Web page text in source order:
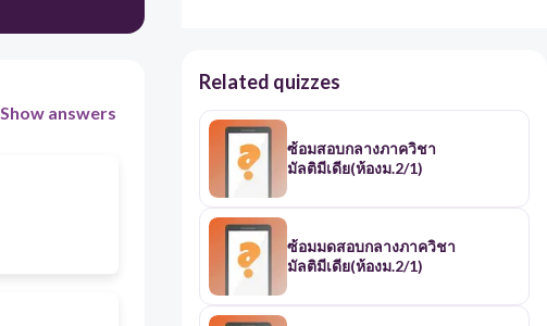
Show answers
Related quizzes
ซ้อมสอบกลางภาควิชา
มัลติมีเดีย(ห้องม.2/1)
ซ้อมมดสอบกลางภาควิชา
มัลติมีเดีย(ห้องม.2/1)